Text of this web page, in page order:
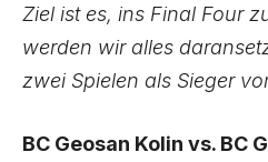
Ziel ist es, ins Final Four
werden wir alles
zwei Spielen als Sieger
BC Geosan Kolin vs. BC